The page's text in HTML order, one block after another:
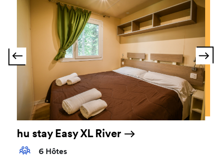
hu stay Easy XL River
6 Hôtes